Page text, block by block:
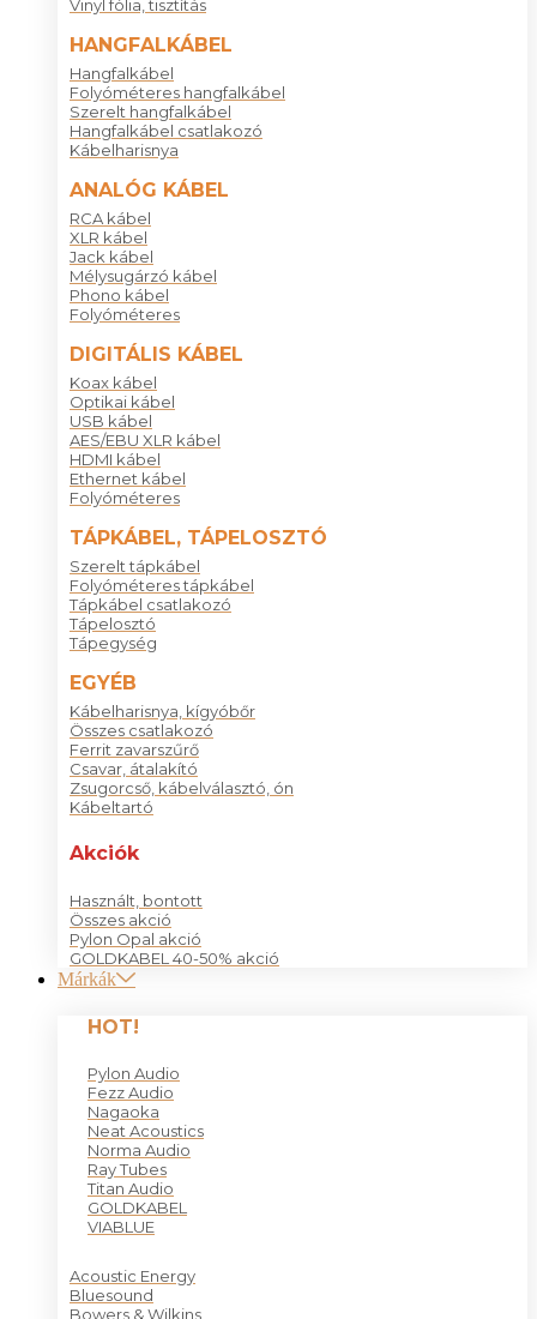
Vinyl fólia, tisztítás
HANGFALKÁBEL
Hangfalkábel
Folyóméteres hangfalkábel
Szerelt hangfalkábel
Hangfalkábel csatlakozó
Kábelharisnya
ANALÓG KÁBEL
RCA kábel
XLR kábel
Jack kábel
Mélysugárzó kábel
Phono kábel
Folyóméteres
DIGITÁLIS KÁBEL
Koax kábel
Optikai kábel
USB kábel
AES/EBU XLR kábel
HDMI kábel
Ethernet kábel
Folyóméteres
TÁPKÁBEL, TÁPELOSZTÓ
Szerelt tápkábel
Folyóméteres tápkábel
Tápkábel csatlakozó
Tápelosztó
Tápegység
EGYÉB
Kábelharisnya, kígyóbőr
Összes csatlakozó
Ferrit zavarszűrő
Csavar, átalakító
Zsugorcső, kábelválasztó, ón
Kábeltartó
Akciók
Használt, bontott
Összes akció
Pylon Opal akció
GOLDKABEL 40-50% akció
Márkák
HOT!
Pylon Audio
Fezz Audio
Nagaoka
Neat Acoustics
Norma Audio
Ray Tubes
Titan Audio
GOLDKABEL
VIABLUE
Acoustic Energy
Bluesound
Bowers & Wilkins